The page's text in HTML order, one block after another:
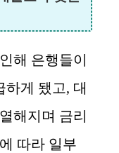
해 은행들이
게 됐고, 대
해지며 금리
따라 일부